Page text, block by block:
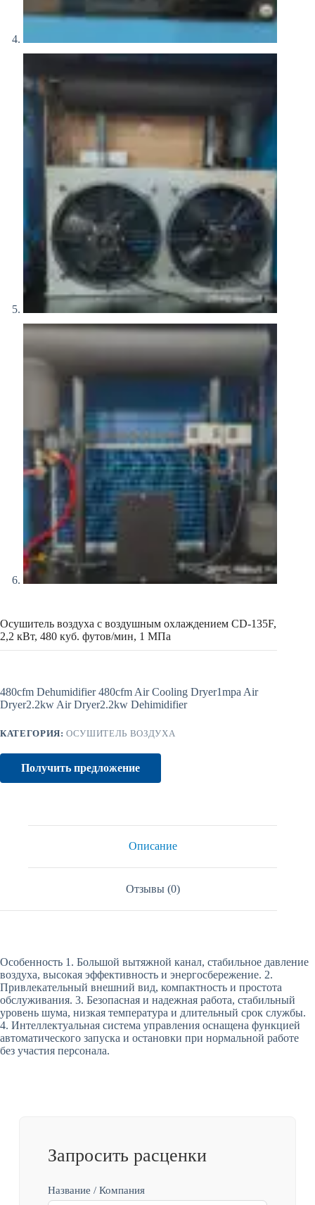
Осушитель воздуха с воздушным охлаждением CD-135F,
2,2 кВт, 480 куб. футов/мин, 1 МПа
480cfm Dehumidifier 480cfm Air Cooling Dryer1mpa Air
Dryer2.2kw Air Dryer2.2kw Dehimidifier
КАТЕГОРИЯ:ОСУШИТЕЛЬ ВОЗДУХА
Получить предложение
Описание
Отзывы (0)
Особенность 1. Большой вытяжной канал, стабильное давление
воздуха, высокая эффективность и энергосбережение. 2.
Привлекательный внешний вид, компактность и простота
обслуживания. 3. Безопасная и надежная работа, стабильный
уровень шума, низкая температура и длительный срок службы.
4. Интеллектуальная система управления оснащена функцией
автоматического запуска и остановки при нормальной работе
без участия персонала.
Запросить расценки
Название / Компания